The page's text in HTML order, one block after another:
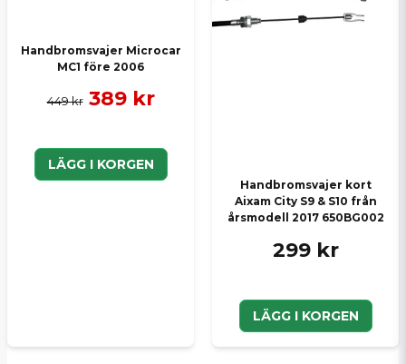
Handbromsvajer Microcar
MC1 före 2006
449 kr 389 kr
LÄGG I KORGEN
Handbromsvajer kort
Aixam City S9 & S10 från
årsmodell 2017 650BG002
299 kr
LÄGG I KORGEN